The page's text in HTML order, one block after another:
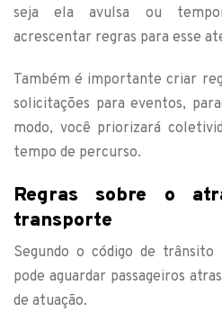
seja ela avulsa ou
acrescentar regras para esse
Também é importante criar
solicitações para eventos,
modo, você priorizará
tempo de percurso.
Regras sobre o
transporte
Segundo o código de
pode aguardar passageiros
de atuação.